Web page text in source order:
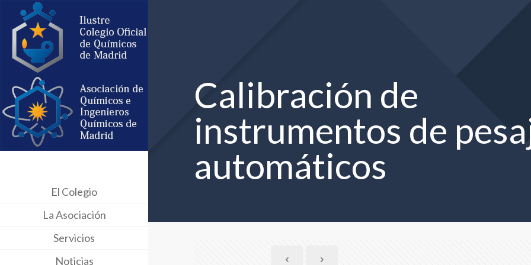
El Colegio
La Asociación
Servicios
Noticias
Calibración de
instrumentos de
automáticos